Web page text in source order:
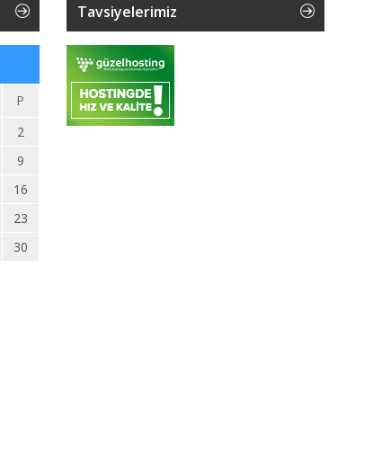
P
2
9
16
23
30
Tavsiyelerimiz